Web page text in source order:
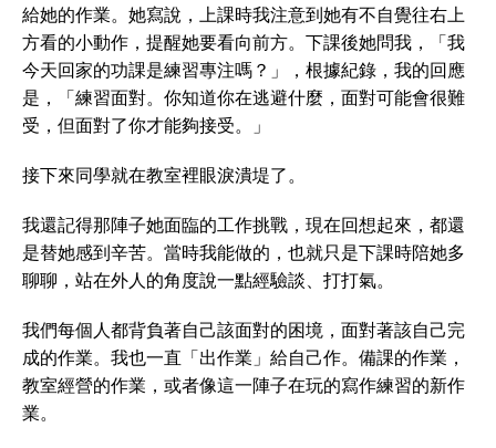
給她的作業。她寫說，上課時我注意到她有不自覺往右上
方看的小動作，提醒她要看向前方。下課後她問我，「我
今天回家的功課是練習專注嗎？」，根據紀錄，我的回應
是，「練習面對。你知道你在逃避什麼，面對可能會很難
受，但面對了你才能夠接受。」
接下來同學就在教室裡眼淚潰堤了。
我還記得那陣子她面臨的工作挑戰，現在回想起來，都還
是替她感到辛苦。當時我能做的，也就只是下課時陪她多
聊聊，站在外人的角度說一點經驗談、打打氣。
我們每個人都背負著自己該面對的困境，面對著該自己完
成的作業。我也一直「出作業」給自己作。備課的作業，
教室經營的作業，或者像這一陣子在玩的寫作練習的新作
業。